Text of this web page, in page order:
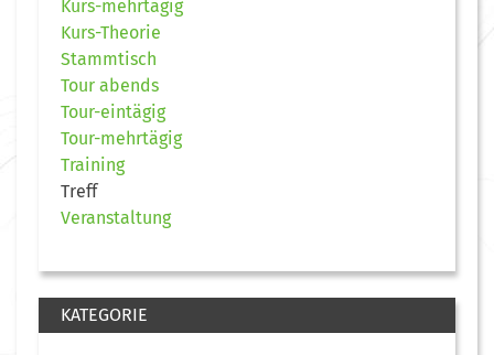
Kurs-mehrtägig
Kurs-Theorie
Stammtisch
Tour abends
Tour-eintägig
Tour-mehrtägig
Training
Treff
Veranstaltung
KATEGORIE